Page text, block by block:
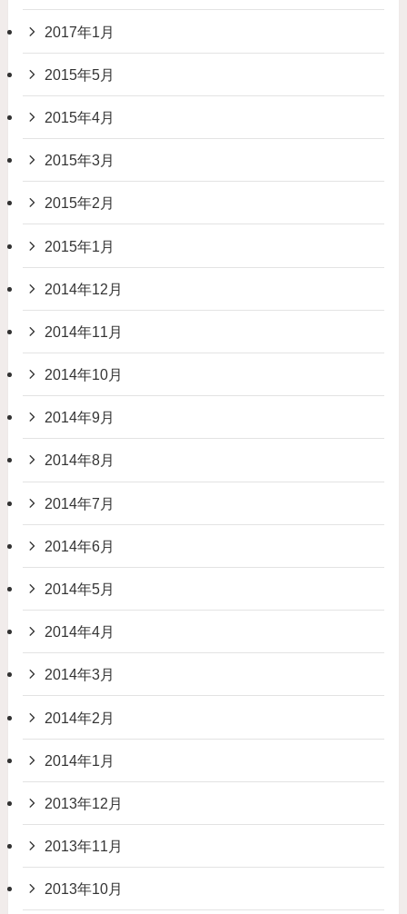
2017年1月
2015年5月
2015年4月
2015年3月
2015年2月
2015年1月
2014年12月
2014年11月
2014年10月
2014年9月
2014年8月
2014年7月
2014年6月
2014年5月
2014年4月
2014年3月
2014年2月
2014年1月
2013年12月
2013年11月
2013年10月